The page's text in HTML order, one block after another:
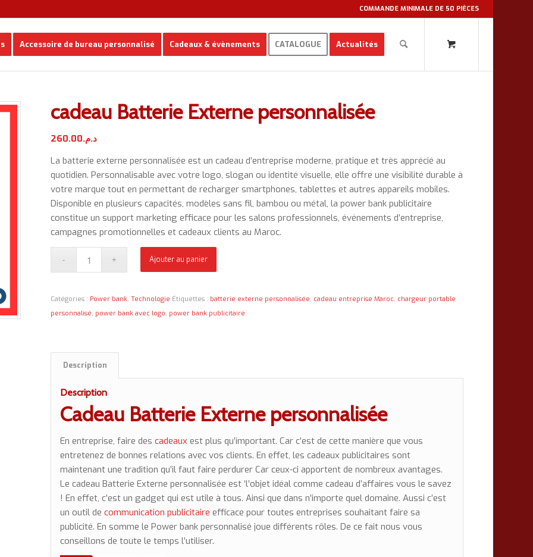
COMMANDE MINIMALE DE 50 PIÈCES
Accessoire de bureau personnalisé Cadeaux & évènements CATALOGUE Actualités
cadeau Batterie Externe personnalisée
د.م.260.00
La batterie externe personnalisée est un cadeau d’entreprise moderne, pratique et très apprécié au
quotidien. Personnalisable avec votre logo, slogan ou identité visuelle, elle offre une visibilité durable à
votre marque tout en permettant de recharger smartphones, tablettes et autres appareils mobiles.
Disponible en plusieurs capacités, modèles sans fil, bambou ou métal, la power bank publicitaire
constitue un support marketing efficace pour les salons professionnels, événements d’entreprise,
campagnes promotionnelles et cadeaux clients au Maroc.
Ajouter au panier
Catégories : Power bank,Technologie Étiquettes : batterie externe personnalisée, cadeau entreprise Maroc, chargeur portable
personnalisé, power bank avec logo, power bank publicitaire
Description
Description
Cadeau Batterie Externe personnalisée
En entreprise, faire descadeaux est plus qu’important. Car c’est de cette manière que vous
entretenez de bonnes relations avec vos clients. En effet, les cadeaux publicitaires sont
maintenant une tradition qu’il faut faire perdurer Car ceux-ci apportent de nombreux avantages.
Le cadeau Batterie Externe personnalisée est ‘l’objet idéal comme cadeau d’affaires vous le savez
! En effet, c’est un gadget qui est utile à tous. Ainsi que dans n’importe quel domaine. Aussi c’est
un outil decommunication publicitaire efficace pour toutes entreprises souhaitant faire sa
publicité. En somme le Power bank personnalisé joue différents rôles. De ce fait nous vous
conseillons de toute le temps l’utiliser.